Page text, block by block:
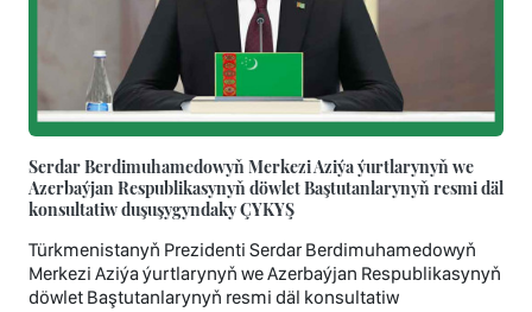
Serdar Berdimuhamedowyň Merkezi Aziýa ýurtlarynyň we
Azerbaýjan Respublikasynyň döwlet Baştutanlarynyň resmi däl
konsultatiw duşuşygyndaky ÇYKYŞ
Türkmenistanyň Prezidenti Serdar Berdimuhamedowyň
Merkezi Aziýa ýurtlarynyň we Azerbaýjan Respublikasynyň
döwlet Baştutanlarynyň resmi däl konsultatiw